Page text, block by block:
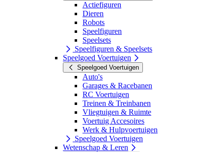
Actiefiguren
Dieren
Robots
Speelfiguren
Speelsets
Speelfiguren & Speelsets
Speelgoed Voertuigen
Speelgoed Voertuigen
Auto's
Garages & Racebanen
RC Voertuigen
Treinen & Treinbanen
Vliegtuigen & Ruimte
Voertuig Accesoires
Werk & Hulpvoertuigen
Speelgoed Voertuigen
Wetenschap & Leren